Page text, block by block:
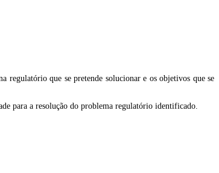
regulatório que se pretende solucionar e os objetivos que se
para a resolução do problema regulatório identificado.